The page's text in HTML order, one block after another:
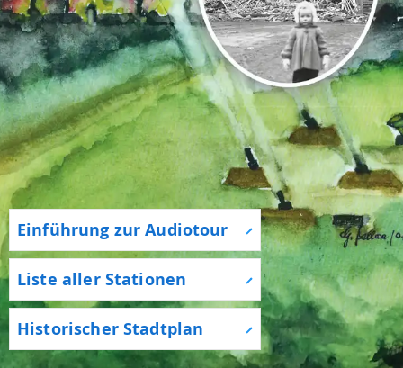
Einführung zur Audiotour
Liste aller Stationen
Historischer Stadtplan